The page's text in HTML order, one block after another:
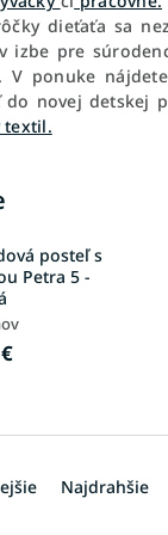
dieťaťa sa
izbe pre
V ponuke
do novej detskej
textil.
posteľ s
Petra 5 -
Najdrahšie